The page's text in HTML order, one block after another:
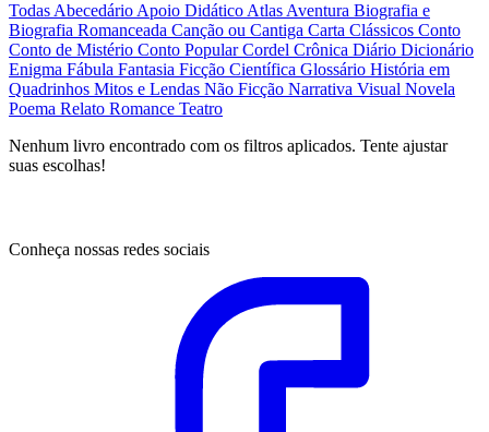
TodasAbecedárioApoio DidáticoAtlasAventura Biografia e
Biografia Romanceada Canção ou Cantiga Carta Clássicos Conto
Conto de Mistério Conto PopularCordel Crônica Diário Dicionário
Enigma Fábula Fantasia Ficção Científica Glossário História em
Quadrinhos Mitos e Lendas Não Ficção Narrativa Visual Novela
Poema Relato Romance Teatro
Nenhum livro encontrado com os filtros aplicados. Tente ajustar
suas escolhas!
Conheça nossas redes sociais